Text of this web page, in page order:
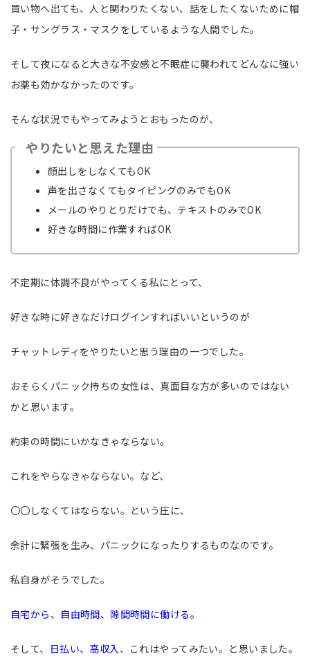
買い物へ出ても、人と関わりたくない、話をしたくないために帽
子・サングラス・マスクをしているような人間でした。
そして夜になると大きな不安感と不眠症に襲われてどんなに強い
お薬も効かなかったのです。
そんな状況でもやってみようとおもったのが、
やりたいと思えた理由
顔出しをしなくてもOK
声を出さなくてもタイピングのみでもOK
メールのやりとりだけでも、テキストのみでOK
好きな時間に作業すればOK
不定期に体調不良がやってくる私にとって、
好きな時に好きなだけログインすればいいというのが
チャットレディをやりたいと思う理由の一つでした。
おそらくパニック持ちの女性は、真面目な方が多いのではない
かと思います。
約束の時間にいかなきゃならない。
これをやらなきゃならない。など、
〇〇しなくてはならない。という圧に、
余計に緊張を生み、パニックになったりするものなのです。
私自身がそうでした。
自宅から、自由時間、隙間時間に働ける。
そして、 日払い、高収入 、これはやってみたい。と思いました。